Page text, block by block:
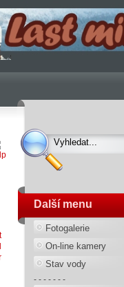
Další menu
Fotogalerie
On-line kamery
Stav vody
- - - - - - -